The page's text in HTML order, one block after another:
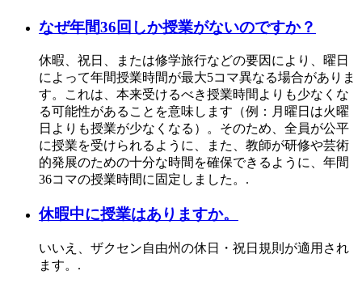
なぜ年間36回しか授業がないのですか？
休暇、祝日、または修学旅行などの要因により、曜日
によって年間授業時間が最大5コマ異なる場合がありま
す。これは、本来受けるべき授業時間よりも少なくな
る可能性があることを意味します（例：月曜日は火曜
日よりも授業が少なくなる）。そのため、全員が公平
に授業を受けられるように、また、教師が研修や芸術
的発展のための十分な時間を確保できるように、年間
36コマの授業時間に固定しました。.
休暇中に授業はありますか。
いいえ、ザクセン自由州の休日・祝日規則が適用され
ます。.